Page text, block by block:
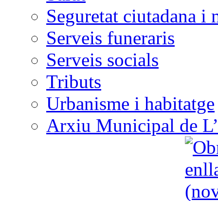
Seguretat ciutadana i
Serveis funeraris
Serveis socials
Tributs
Urbanisme i habitatge
Arxiu Municipal de